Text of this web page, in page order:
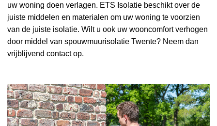
uw woning doen verlagen. ETS Isolatie beschikt over de
juiste middelen en materialen om uw woning te voorzien
van de juiste isolatie. Wilt u ook uw wooncomfort verhogen
door middel van spouwmuurisolatie Twente? Neem dan
vrijblijvend contact op.